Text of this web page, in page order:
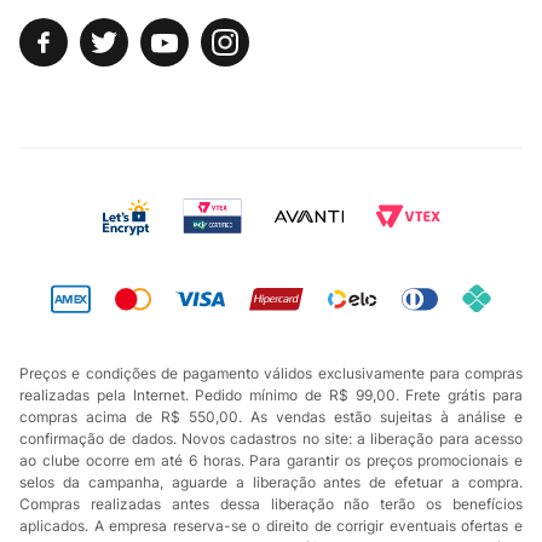
Preços e condições de pagamento válidos exclusivamente para compras
realizadas pela Internet. Pedido mínimo de R$ 99,00. Frete grátis para
compras acima de R$ 550,00. As vendas estão sujeitas à análise e
confirmação de dados. Novos cadastros no site: a liberação para acesso
ao clube ocorre em até 6 horas. Para garantir os preços promocionais e
selos da campanha, aguarde a liberação antes de efetuar a compra.
Compras realizadas antes dessa liberação não terão os benefícios
aplicados. A empresa reserva-se o direito de corrigir eventuais ofertas e